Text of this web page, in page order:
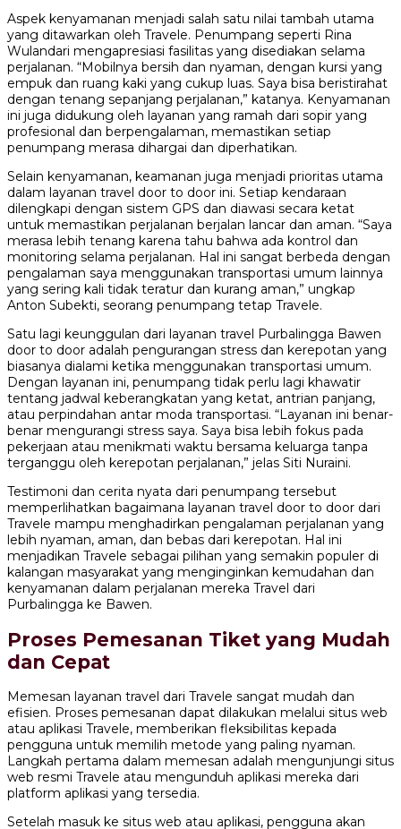
Aspek kenyamanan menjadi salah satu nilai tambah utama
yang ditawarkan oleh Travele. Penumpang seperti Rina
Wulandari mengapresiasi fasilitas yang disediakan selama
perjalanan. “Mobilnya bersih dan nyaman, dengan kursi yang
empuk dan ruang kaki yang cukup luas. Saya bisa beristirahat
dengan tenang sepanjang perjalanan,” katanya. Kenyamanan
ini juga didukung oleh layanan yang ramah dari sopir yang
profesional dan berpengalaman, memastikan setiap
penumpang merasa dihargai dan diperhatikan.
Selain kenyamanan, keamanan juga menjadi prioritas utama
dalam layanan travel door to door ini. Setiap kendaraan
dilengkapi dengan sistem GPS dan diawasi secara ketat
untuk memastikan perjalanan berjalan lancar dan aman. “Saya
merasa lebih tenang karena tahu bahwa ada kontrol dan
monitoring selama perjalanan. Hal ini sangat berbeda dengan
pengalaman saya menggunakan transportasi umum lainnya
yang sering kali tidak teratur dan kurang aman,” ungkap
Anton Subekti, seorang penumpang tetap Travele.
Satu lagi keunggulan dari layanan travel Purbalingga Bawen
door to door adalah pengurangan stress dan kerepotan yang
biasanya dialami ketika menggunakan transportasi umum.
Dengan layanan ini, penumpang tidak perlu lagi khawatir
tentang jadwal keberangkatan yang ketat, antrian panjang,
atau perpindahan antar moda transportasi. “Layanan ini benar-
benar mengurangi stress saya. Saya bisa lebih fokus pada
pekerjaan atau menikmati waktu bersama keluarga tanpa
terganggu oleh kerepotan perjalanan,” jelas Siti Nuraini.
Testimoni dan cerita nyata dari penumpang tersebut
memperlihatkan bagaimana layanan travel door to door dari
Travele mampu menghadirkan pengalaman perjalanan yang
lebih nyaman, aman, dan bebas dari kerepotan. Hal ini
menjadikan Travele sebagai pilihan yang semakin populer di
kalangan masyarakat yang menginginkan kemudahan dan
kenyamanan dalam perjalanan mereka Travel dari
Purbalingga ke Bawen.
Proses Pemesanan Tiket yang Mudah
dan Cepat
Memesan layanan travel dari Travele sangat mudah dan
efisien. Proses pemesanan dapat dilakukan melalui situs web
atau aplikasi Travele, memberikan fleksibilitas kepada
pengguna untuk memilih metode yang paling nyaman.
Langkah pertama dalam memesan adalah mengunjungi situs
web resmi Travele atau mengunduh aplikasi mereka dari
platform aplikasi yang tersedia.
Setelah masuk ke situs web atau aplikasi, pengguna akan